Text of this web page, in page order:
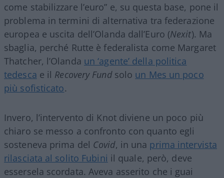
come stabilizzare l’euro” e, su questa base, pone il
problema in termini di alternativa tra federazione
europea e uscita dell’Olanda dall’Euro (Nexit). Ma
sbaglia, perché Rutte è federalista come Margaret
Thatcher, l’Olanda un ‘agente’ della politica
tedesca e il Recovery Fundsolo un Mes un poco
più sofisticato.
Invero, l’intervento di Knot diviene un poco più
chiaro se messo a confronto con quanto egli
sosteneva prima del Covid, in una prima intervista
rilasciata al solito Fubini il quale, però, deve
essersela scordata. Aveva asserito che i guai